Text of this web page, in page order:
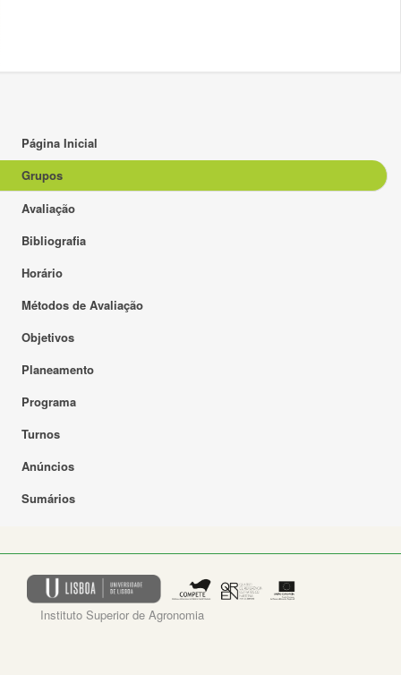
Página Inicial
Grupos
Avaliação
Bibliografia
Horário
Métodos de Avaliação
Objetivos
Planeamento
Programa
Turnos
Anúncios
Sumários
Instituto Superior de Agronomia